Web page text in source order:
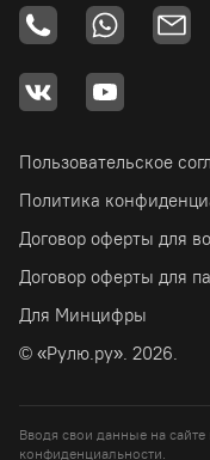
Пользовательское
Политика
Договор оферты для
Договор оферты для
Для Минцифры
© «Рулю.ру». 2026.
Вводя свои данные на
конфиденциальности